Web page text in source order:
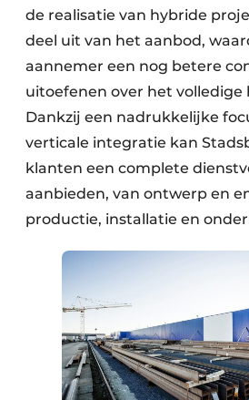
de realisatie van hybride
deel uit van het aanbod,
aannemer een nog betere
uitoefenen over het volledige
Dankzij een nadrukkelijke
verticale integratie kan
klanten een complete
aanbieden, van ontwerp en
productie, installatie en